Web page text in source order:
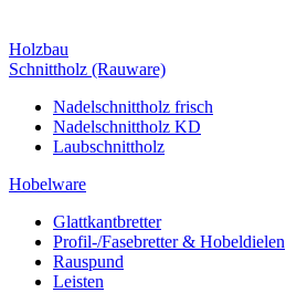
Holzbau
Schnittholz (Rauware)
Nadelschnittholz frisch
Nadelschnittholz KD
Laubschnittholz
Hobelware
Glattkantbretter
Profil-/Fasebretter & Hobeldielen
Rauspund
Leisten